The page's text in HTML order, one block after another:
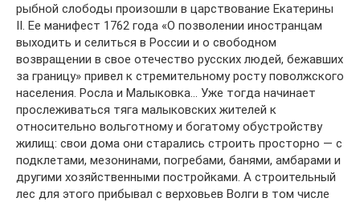
рыбной слободы произошли в царствование Екатерины
II. Ее манифест 1762 года «О позволении иностранцам
выходить и селиться в России и о свободном
возвращении в свое отечество русских людей, бежавших
за границу» привел к стремительному росту поволжского
населения. Росла и Малыковка… Уже тогда начинает
прослеживаться тяга малыковских жителей к
относительно вольготному и богатому обустройству
жилищ: свои дома они старались строить просторно — с
подклетами, мезонинами, погребами, банями, амбарами и
другими хозяйственными постройками. А строительный
лес для этого прибывал с верховьев Волги в том числе